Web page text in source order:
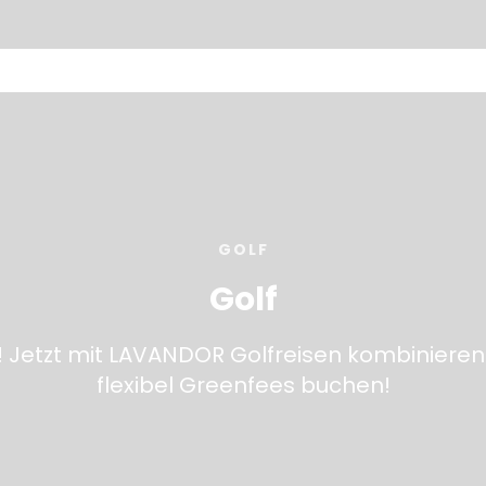
GOLF
Golf
Jetzt mit LAVANDOR Golfreisen
flexibel Greenfees buchen!